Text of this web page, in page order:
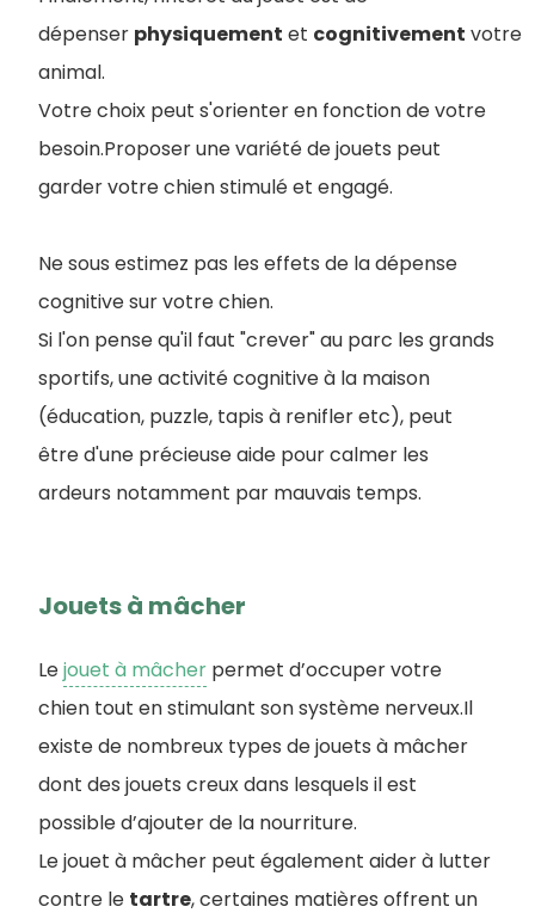
dépenser physiquement et cognitivement votre
animal.
Votre choix peut s'orienter en fonction de votre
besoin.Proposer une variété de jouets peut
garder votre chien stimulé et engagé.
Ne sous estimez pas les effets de la dépense
cognitive sur votre chien.
Si l'on pense qu'il faut "crever" au parc les grands
sportifs, une activité cognitive à la maison
(éducation, puzzle, tapis à renifler etc), peut
être d'une précieuse aide pour calmer les
ardeurs notamment par mauvais temps.
Jouets à mâcher
Lejouet à mâcher permet d’occuper votre
chien tout en stimulant son système nerveux.Il
existe de nombreux types de jouets à mâcher
dont des jouets creux dans lesquels il est
possible d’ajouter de la nourriture.
Le jouet à mâcher peut également aider à lutter
contre le tartre, certaines matières offrent un